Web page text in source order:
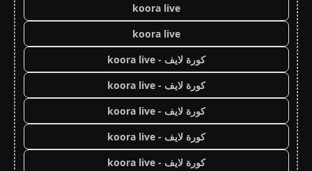
koora live
koora live
كورة لايف - koora live
كورة لايف - koora live
كورة لايف - koora live
كورة لايف - koora live
كورة لايف - koora live